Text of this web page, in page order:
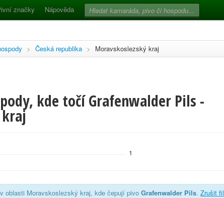
značky Nápověda
> Česká republika > Moravskoslezský kraj
kde točí Grafenwalder Pils -
kraj
1
oblasti Moravskoslezský kraj, kde čepují pivo Grafenwalder Pils. Zrušit